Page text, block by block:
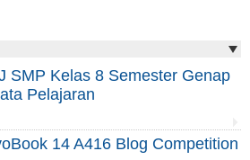
SMP Kelas 8 Semester Genap
Pelajaran
14 A416 Blog Competition